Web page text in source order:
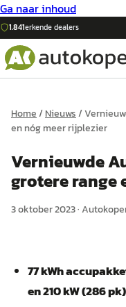
Ga naar inhoud
1.841erkende dealers
Home/Nieuws/
en nóg meer rijplezier
Vernieuwde
grotere range
3 oktober 2023·
77 kWh
en 210 kW (286